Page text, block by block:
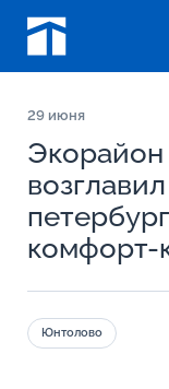
29июня
комфорт-
Юнтолово